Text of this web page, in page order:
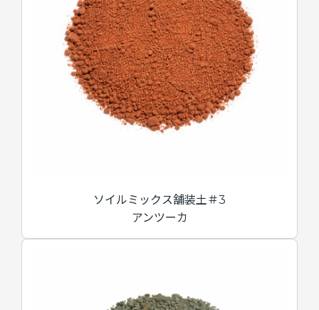
ソイルミックス舗装土＃3
アンツーカ